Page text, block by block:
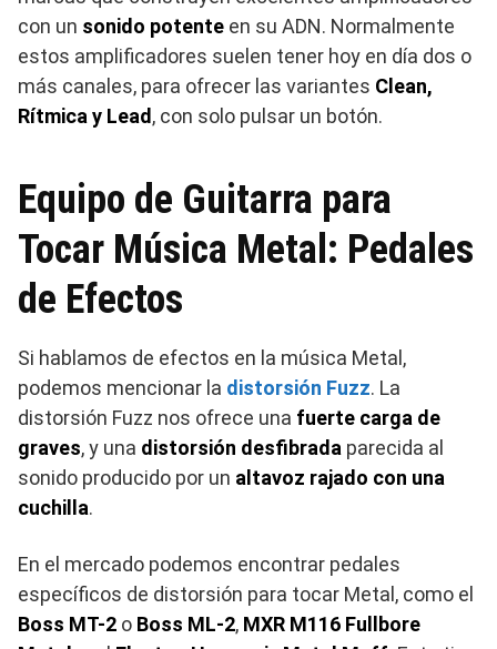
con un sonido potente en su ADN. Normalmente
estos amplificadores suelen tener hoy en día dos o
más canales, para ofrecer las variantes Clean,
Rítmica y Lead , con solo pulsar un botón.
Equipo de Guitarra para
Tocar Música Metal: Pedales
de Efectos
Si hablamos de efectos en la música Metal,
podemos mencionar la distorsión Fuzz. La
distorsión Fuzz nos ofrece una fuerte carga de
graves, y una distorsión desfibrada parecida al
sonido producido por un altavoz rajado con una
cuchilla.
En el mercado podemos encontrar pedales
específicos de distorsión para tocar Metal, como el
Boss MT-2 o Boss ML-2, MXR M116 Fullbore